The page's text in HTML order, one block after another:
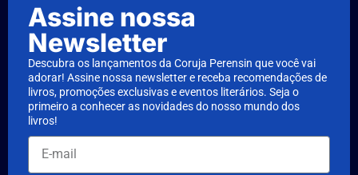
Assine nossa
Newsletter
Descubra os lançamentos da Coruja Perensin que você vai
adorar! Assine nossa newsletter e receba recomendações de
livros, promoções exclusivas e eventos literários. Seja o
primeiro a conhecer as novidades do nosso mundo dos
livros!